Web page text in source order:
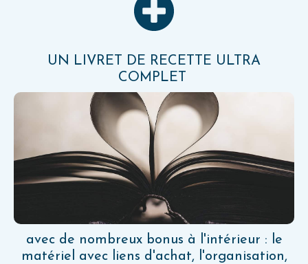
UN LIVRET DE RECETTE ULTRA
COMPLET
avec de nombreux bonus à l'intérieur : le
matériel avec liens d'achat, l'organisation,